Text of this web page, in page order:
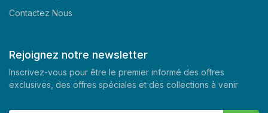
Contactez Nous
Rejoignez notre newsletter
Inscrivez-vous pour être le premier informé des offres
exclusives, des offres spéciales et des collections à venir